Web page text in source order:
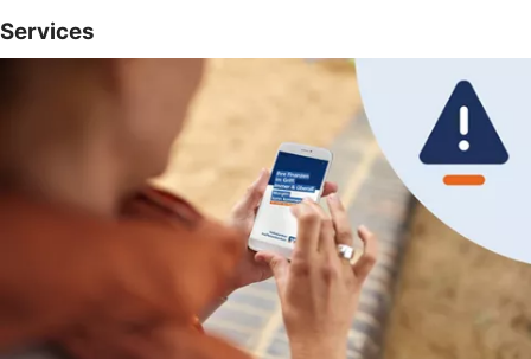
Services